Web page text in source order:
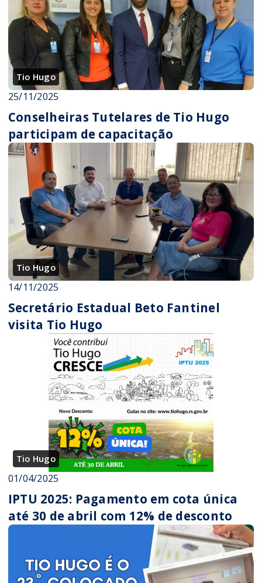
Tio Hugo
25/11/2025
Conselheiras Tutelares de Tio Hugo
participam de capacitação
Tio Hugo
14/11/2025
Secretário Estadual Beto Fantinel
visita Tio Hugo
Tio Hugo
01/04/2025
IPTU 2025: Pagamento em cota única
até 30 de abril com 12% de desconto